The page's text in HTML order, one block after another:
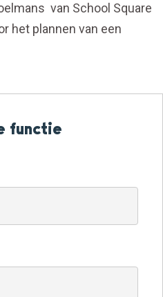
van School Square
het plannen van een
functie